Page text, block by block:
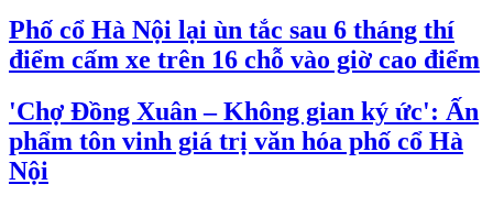
Phố cổ Hà Nội lại ùn tắc sau 6 tháng thí
điểm cấm xe trên 16 chỗ vào giờ cao điểm
'Chợ Đồng Xuân – Không gian ký ức': Ấn
phẩm tôn vinh giá trị văn hóa phố cổ Hà
Nội